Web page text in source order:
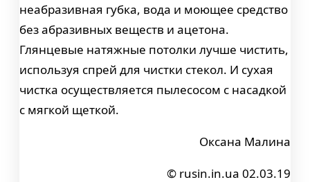
неабразивная губка, вода и моющее средство
без абразивных веществ и ацетона.
Глянцевые натяжные потолки лучше чистить,
используя спрей для чистки стекол. И сухая
чистка осуществляется пылесосом с насадкой
с мягкой щеткой.
Оксана Малина
© rusin.in.ua 02.03.19